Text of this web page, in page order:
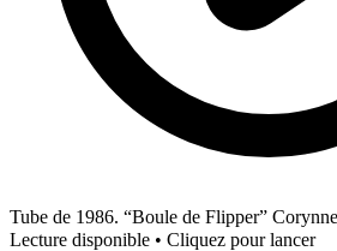
Tube de 1986. “Boule de Flipper”
Lecture disponible • Cliquez pour lancer